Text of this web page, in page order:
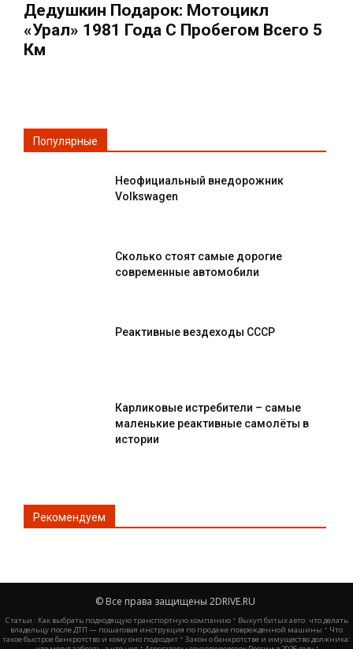
Дедушкин Подарок: Мотоцикл
«Урал» 1981 Года С Пробегом Всего 5
Км
Популярные
Неофициальный внедорожник
Volkswagen
Сколько стоят самые дорогие
современные автомобили
Реактивные вездеходы СССР
Карликовые истребители – самые
маленькие реактивные самолёты в
истории
Рекомендуем
© Все права защищены 2DRIVE.RU
Статьи : Как выбрать подходящую транспортную компанию· Выкуп битых авто: что делать
владельцу после ДТП — пошаговая инструкция по продаже поврежденной машины· Что
такое быстрое банкротство и кому оно подходит · Закон о банкротстве и имущество должника: